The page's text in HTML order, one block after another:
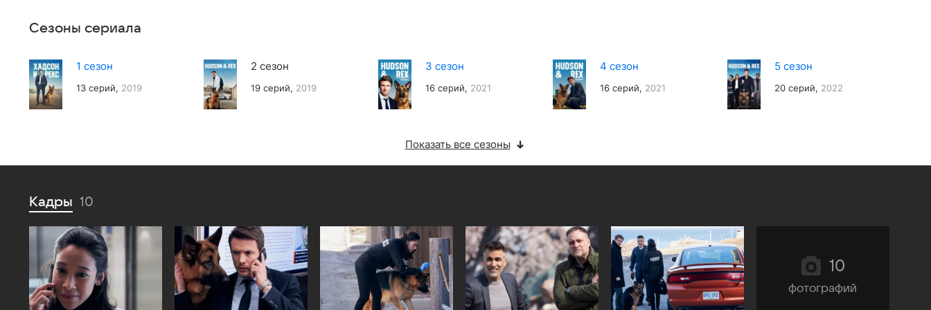
Сезоны сериала
1 сезон
13 серий, 2019
2 сезон
19 серий, 2019
3 сезон
16 серий, 2021
4 сезон
16 серий, 2021
5 сезон
20 серий, 2022
Показать все сезоны
Кадры 10
10
фотографий